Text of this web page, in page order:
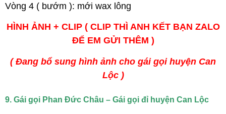
Vòng 4 ( bướm ): mới wax lông
HÌNH ẢNH + CLIP ( CLIP THÌ ANH KẾT BẠN ZALO
ĐỂ EM GỬI THÊM )
( Đang bổ sung hình ảnh cho gái gọi huyện Can
Lộc )
9. Gái gọi Phan Đức Châu – Gái gọi đỉ huyện Can Lộc